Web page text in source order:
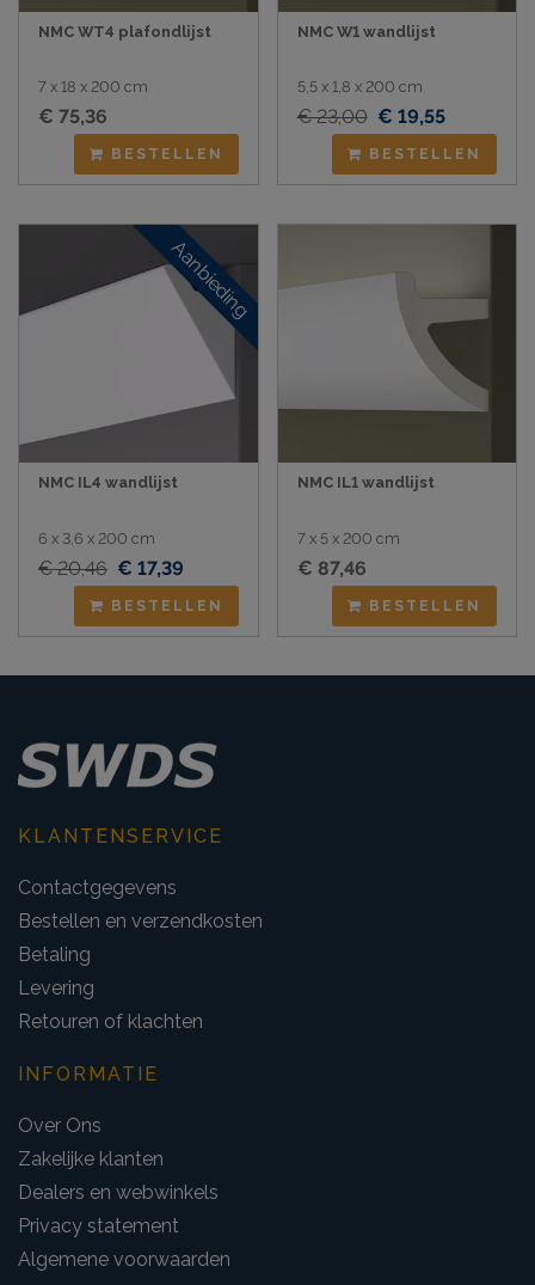
NMC WT4 plafondlijst
7 x 18 x 200 cm
€ 75,36
BESTELLEN
NMC W1 wandlijst
5,5 x 1,8 x 200 cm
€ 23,00 € 19,55
BESTELLEN
Aanbieding
NMC IL4 wandlijst
6 x 3,6 x 200 cm
€ 20,46 € 17,39
BESTELLEN
NMC IL1 wandlijst
7 x 5 x 200 cm
€ 87,46
BESTELLEN
KLANTENSERVICE
Contactgegevens
Bestellen en verzendkosten
Betaling
Levering
Retouren of klachten
INFORMATIE
Over Ons
Zakelijke klanten
Dealers en webwinkels
Privacy statement
Algemene voorwaarden